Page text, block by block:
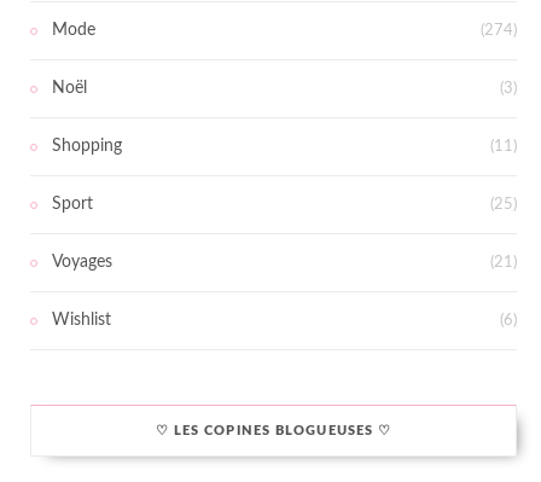
Mode (274)
Noël (3)
Shopping (11)
Sport (25)
Voyages (21)
Wishlist (6)
♡ LES COPINES BLOGUEUSES ♡